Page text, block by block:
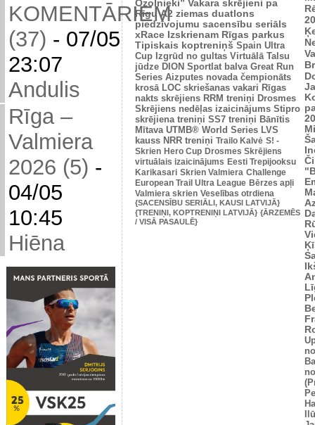
KOMENTĀRIEM
(37) - 07/05
23:07
Andulis
Rīga –
Valmiera
2026 (5) -
04/05
10:45
Hiēna
Ozolnieki” Vakara skrējieni pa
Rīgu A2 ziemas duatlons
piedzīvojumu sacensību seriāls
xRace Izskrienam Rīgas parkus
Tipiskais koptreniņš Spain Ultra
Cup Izgrūd no gultas Virtuālā Talsu
jūdze DION Sportlat balva Great Run
Series Aizputes novada čempionāts
krosā LOC skriešanas vakari Rīgas
nakts skrējiens RRM treniņi Drosmes
Skrējiens nedēļas izaicinājums Stipro
skrējiena treniņi SS7 treniņi Bānītis
Mītava UTMB® World Series LVS
kauss NRR treniņi Trailo Kalvė S! -
Skrien Hero Cup Drosmes Skrējiens
virtuālais izaicinājums Eesti Trepijooksu
Karikasari Skrien Valmiera Challenge
European Trail Ultra League Bērzes apļi
Valmiera skrien Veselības otrdiena
{SACENSĪBU SERIĀLI, KAUSI LATVIJĀ}
{TRENIŅI, KOPTRENIŅI LATVIJĀ} {ĀRZEMĒS
/ VISĀ PASAULĒ}